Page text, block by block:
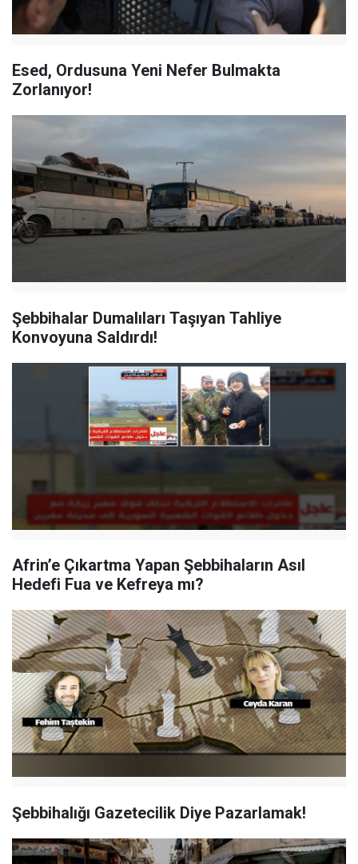
Esed, Ordusuna Yeni Nefer Bulmakta
Zorlanıyor!
Şebbihalar Dumalıları Taşıyan Tahliye
Konvoyuna Saldırdı!
Afrin’e Çıkartma Yapan Şebbihaların Asıl
Hedefi Fua ve Kefreya mı?
Şebbihalığı Gazetecilik Diye Pazarlamak!